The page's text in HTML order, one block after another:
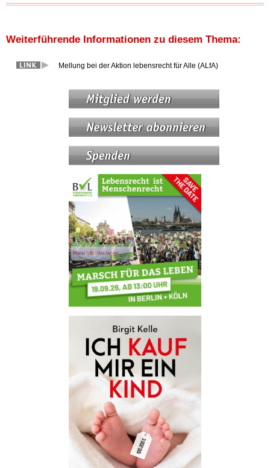
Weiterführende Informationen zu diesem Thema:
Mellung bei der Aktion lebensrecht für Alle (ALfA)